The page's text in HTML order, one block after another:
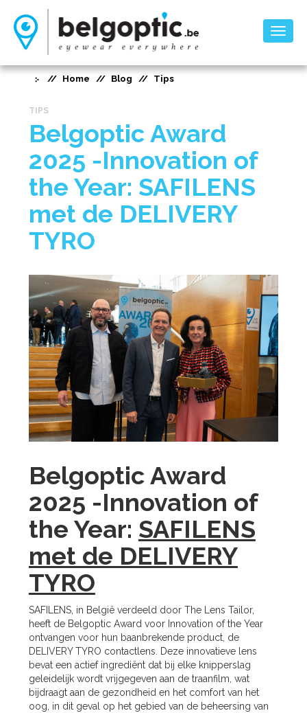
Home Blog Tips
TIPS
Belgoptic Award
2025 -Innovation of
the Year: SAFILENS
met de DELIVERY
TYRO
Belgoptic Award
2025 -Innovation of
the Year: SAFILENS
met de DELIVERY
TYRO
SAFILENS, in België verdeeld door The Lens Tailor,
heeft de Belgoptic Award voor Innovation of the Year
ontvangen voor hun baanbrekende product, de
DELIVERY TYRO contactlens. Deze innovatieve lens
bevat een actief ingrediënt dat bij elke knipperslag
geleidelijk wordt vrijgegeven aan de traanfilm, wat
bijdraagt aan de gezondheid en het comfort van het
oog, in dit geval op het gebied van de beheersing van